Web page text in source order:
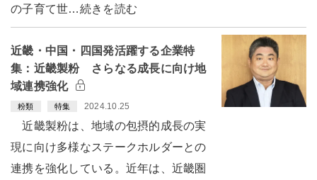
の子育て世…続きを読む
近畿・中国・四国発活躍する企業特
集：近畿製粉 さらなる成長に向け地
域連携強化
粉類 特集 2024.10.25
近畿製粉は、地域の包摂的成長の実
現に向け多様なステークホルダーとの
連携を強化している。近年は、近畿圏